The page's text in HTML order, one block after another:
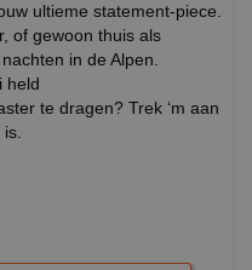
ultieme statement-piece.
of gewoon thuis als
in de Alpen.
held
te dragen? Trek ‘m aan
is.